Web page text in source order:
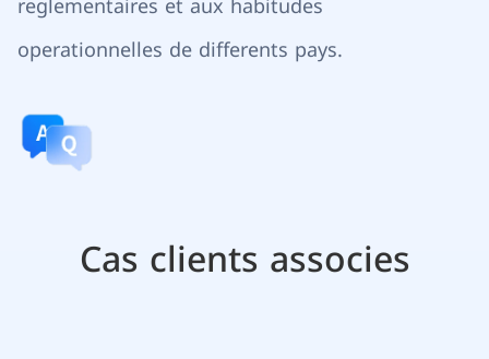
reglementaires et aux habitudes
operationnelles de differents pays.
Cas clients associes